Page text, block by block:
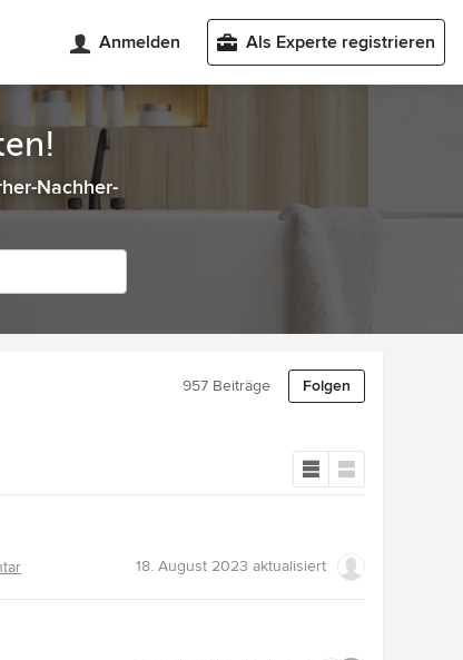
Anmelden Als Experte registrieren
Nachher-
Folgen
957 Beiträge
18. August 2023 aktualisiert